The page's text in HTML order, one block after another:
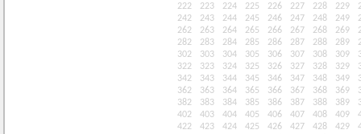
222
223 224 225 226 227 228 229
242
243 244 245 246 247 248 249
262
263 264 265 266 267 268 269
282
283 284 285 286 287 288 289
302
303 304 305 306 307 308 309
322
323 324 325 326 327 328 329
342
343 344 345 346 347 348 349
362
363 364 365 366 367 368 369
382
383 384 385 386 387 388 389
402
403 404 405 406 407 408 409
422
423 424 425 426 427 428 429